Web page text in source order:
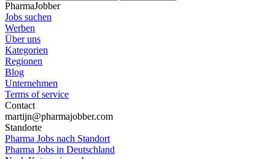
PharmaJobber
Jobs suchen
Werben
Über uns
Kategorien
Regionen
Blog
Unternehmen
Terms of service
Contact
martijn@pharmajobber.com
Standorte
Pharma Jobs nach Standort
Pharma Jobs in Deutschland